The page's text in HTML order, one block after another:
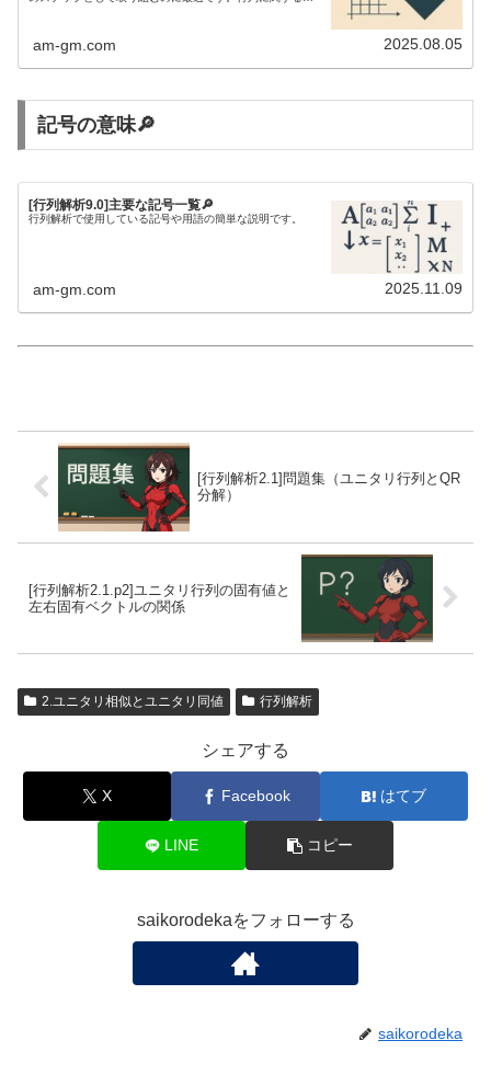
am-gm.com 2025.08.05
記号の意味🔎
[行列解析9.0]主要な記号一覧🔎
行列解析で使用している記号や用語の簡単な説明です。
am-gm.com 2025.11.09
[行列解析2.1]問題集（ユニタリ行列とQR
分解）
[行列解析2.1.p2]ユニタリ行列の固有値と
左右固有ベクトルの関係
2.ユニタリ相似とユニタリ同値 行列解析
シェアする
X Facebook はてブ
LINE コピー
saikorodekaをフォローする
saikorodeka